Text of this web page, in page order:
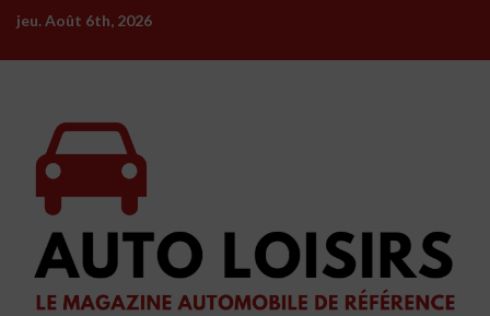
Skip
content
jeu. Août 6th, 2026